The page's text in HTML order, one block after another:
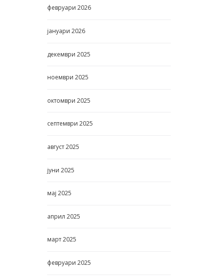
февруари 2026
јануари 2026
декември 2025
ноември 2025
октомври 2025
септември 2025
август2025
јуни 2025
мај 2025
април 2025
март2025
февруари 2025